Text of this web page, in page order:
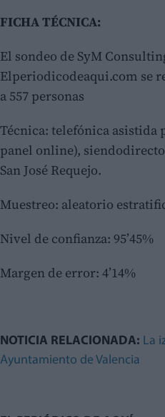
FICHA TÉCNICA:
El sondeo de SyM
Elperiodicodeaqui.com se
a 557 personas
Técnica: telefónica asistida
panel online),
San José Requejo.
Muestreo: aleatorio
Nivel de confianza: 95’45%
Margen de error: 4’14%
NOTICIA RELACIONADA: La
Ayuntamiento de Valencia